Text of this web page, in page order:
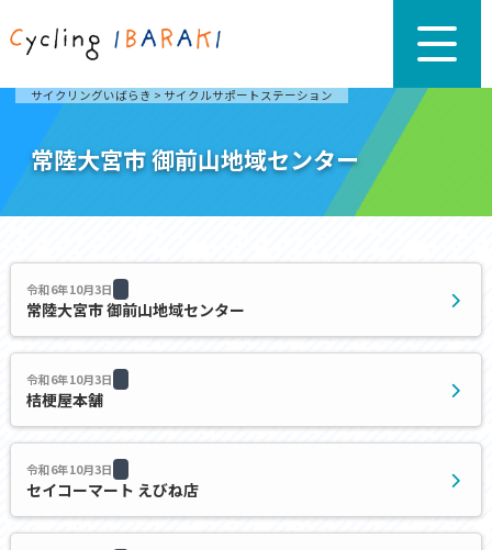
サイクリングいばらき > サイクルサポートステーション
常陸大宮市 御前山地域センター
令和6年10月3日
常陸大宮市 御前山地域センター
令和6年10月3日
桔梗屋本舗
令和6年10月3日
セイコーマート えびね店